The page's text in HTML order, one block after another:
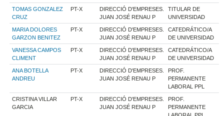
TOMAS GONZALEZ
CRUZ
PT-X
DIRECCIÓ D'EMPRESES.
JUAN JOSÉ RENAU P
TITULAR DE
UNIVERSIDAD
MARIA DOLORES
GARZON BENITEZ
PT-X
DIRECCIÓ D'EMPRESES.
JUAN JOSÉ RENAU P
CATEDRÁTICO/A
DE UNIVERSIDAD
VANESSA CAMPOS
CLIMENT
PT-X
DIRECCIÓ D'EMPRESES.
JUAN JOSÉ RENAU P
CATEDRÁTICO/A
DE UNIVERSIDAD
ANA BOTELLA
ANDREU
PT-X
DIRECCIÓ D'EMPRESES.
JUAN JOSÉ RENAU P
PROF.
PERMANENTE
LABORAL PPL
CRISTINA VILLAR
GARCIA
PT-X
DIRECCIÓ D'EMPRESES.
JUAN JOSÉ RENAU P
PROF.
PERMANENTE